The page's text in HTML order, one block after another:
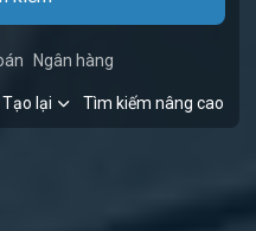
Ngân hàng
Tạo lại Tìm kiếm nâng cao